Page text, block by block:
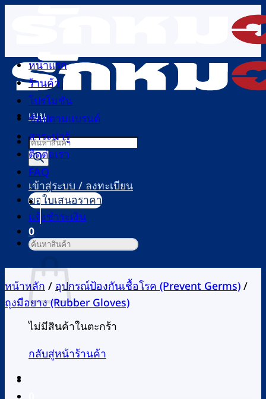
เนื้อหา
เมนู
Products
search
เข้าสู่ระบบ / ลงทะเบียน
0
ตะกร้าสินค้า
ไม่มีสินค้าในตะกร้า
กลับสู่หน้าร้านค้า
หน้าแรก
ร้านค้า
โปรโมชัน
ช้อปตามแบรนด์
สาระน่ารู้
ติดต่อเรา
FAQ
ขอใบเสนอราคา
แจ้งชำระเงิน
ค้นหา:
หน้าหลัก/อุปกรณ์ป้องกันเชื้อโรค (Prevent Germs)/
ถุงมือยาง (Rubber Gloves)